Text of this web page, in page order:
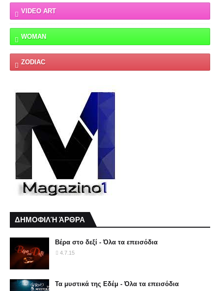
VIDEO ART
WOMAN
ZODIAC
ΔΗΜΟΦΙΛΉ ΆΡΘΡΑ
Βέρα στο δεξί - Όλα τα επεισόδια
4.7.15
Τα μυστικά της Εδέμ - Όλα τα επεισόδια